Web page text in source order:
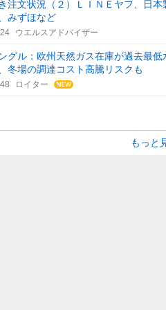
注文状況（２）ＬＩＮＥヤフ、日本
みずほなど
ウエルスアドバイザー
グル：欧州天然ガス在庫が過去最低
冬場の調達コスト高騰リスクも
ロイター
もっと